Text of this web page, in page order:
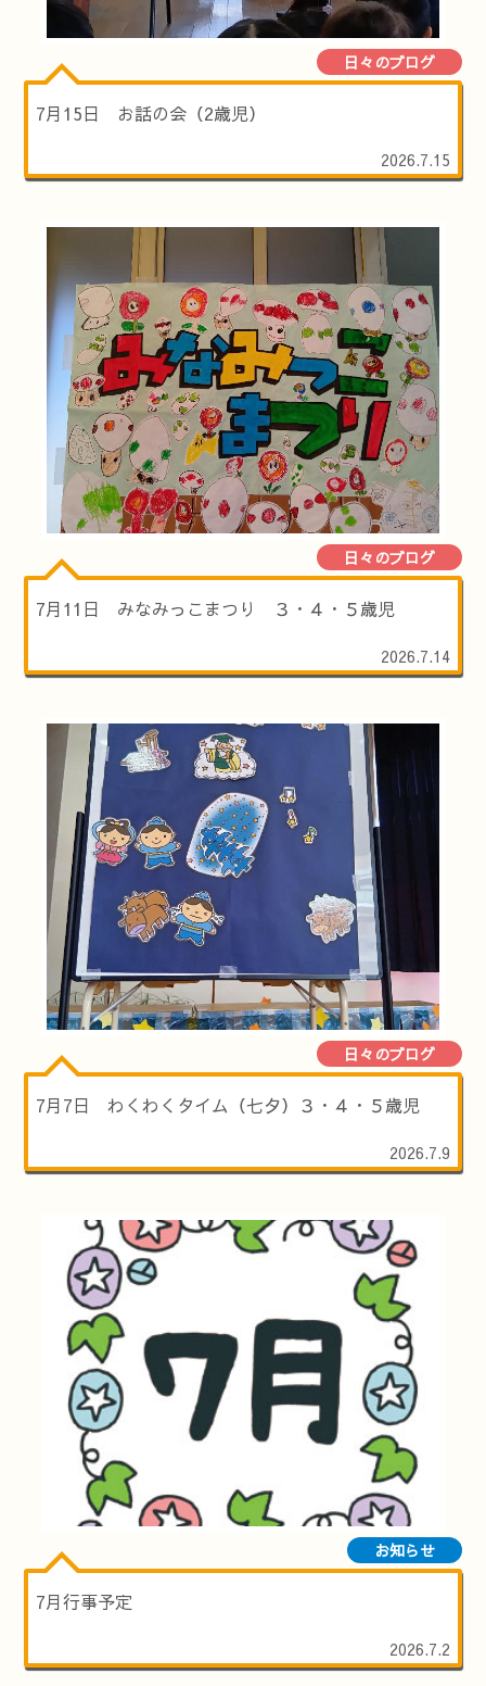
日々のブログ
7月15日 お話の会（2歳児）
2026.7.15
日々のブログ
7月11日 みなみっこまつり ３・４・５歳児
2026.7.14
日々のブログ
7月7日 わくわくタイム（七夕）３・４・５歳児
2026.7.9
お知らせ
7月行事予定
2026.7.2